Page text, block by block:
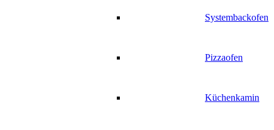
Systembackofen
Pizzaofen
Küchenkamin